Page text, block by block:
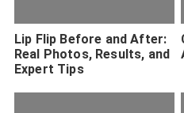
Lip Flip Before and After:
Real Photos, Results, and
Expert Tips